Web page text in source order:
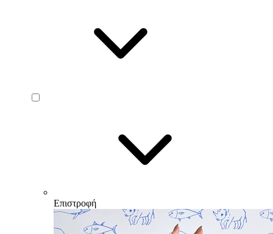
Επιστροφή